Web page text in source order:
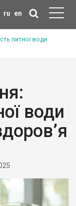
ru en
питної води
води